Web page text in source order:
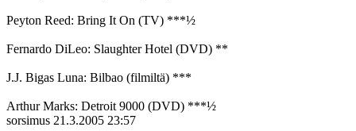
Peyton Reed: Bring It On (TV) ***½
Fernardo DiLeo: Slaughter Hotel (DVD) **
J.J. Bigas Luna: Bilbao (filmiltä) ***
Arthur Marks: Detroit 9000 (DVD) ***½
sorsimus 21.3.2005 23:57